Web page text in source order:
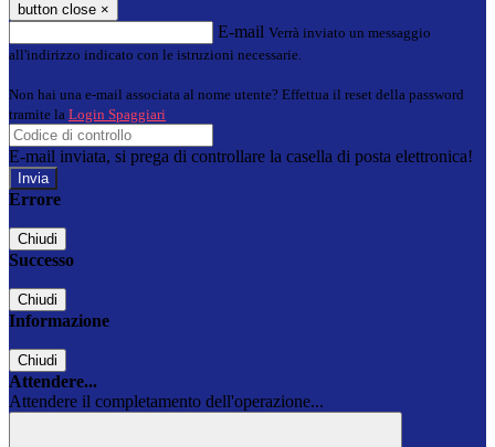
button close ×
E-mail Verrà inviato un messaggio
all'indirizzo indicato con le istruzioni necessarie.
Non hai una e-mail associata al nome utente? Effettua il reset della password
tramite la Login Spaggiari
E-mail inviata, si prega di controllare la casella di posta elettronica!
Errore
Chiudi
Successo
Chiudi
Informazione
Chiudi
Attendere...
Attendere il completamento dell'operazione...